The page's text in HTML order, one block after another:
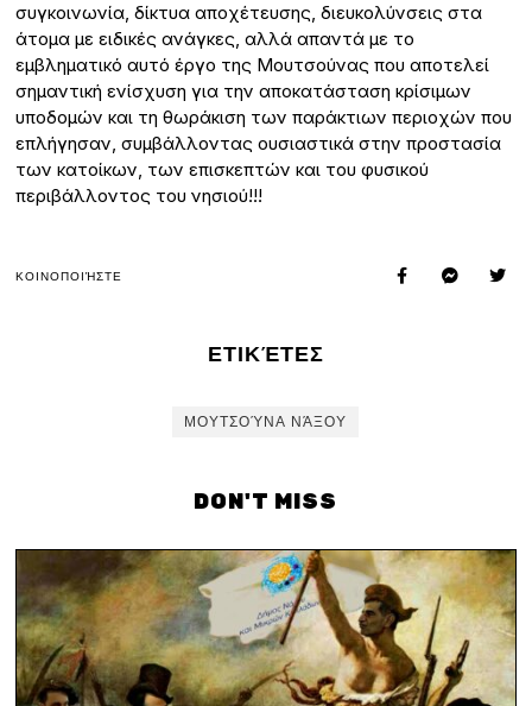
συγκοινωνία, δίκτυα αποχέτευσης, διευκολύνσεις στα
άτομα με ειδικές ανάγκες, αλλά απαντά με το
εμβληματικό αυτό έργο της Μουτσούνας που αποτελεί
σημαντική ενίσχυση για την αποκατάσταση κρίσιμων
υποδομών και τη θωράκιση των παράκτιων περιοχών που
επλήγησαν, συμβάλλοντας ουσιαστικά στην προστασία
των κατοίκων, των επισκεπτών και του φυσικού
περιβάλλοντος του νησιού!!!
ΚΟΙΝΟΠΟΙΉΣΤΕ
ΕΤΙΚΈΤΕΣ
ΜΟΥΤΣΟΎΝΑ ΝΆΞΟΥ
DON'T MISS